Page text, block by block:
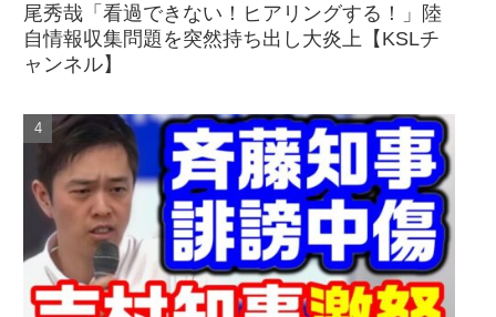
尾秀哉「看過できない！ヒアリングする！」陸
自情報収集問題を突然持ち出し大炎上【KSLチ
ャンネル】